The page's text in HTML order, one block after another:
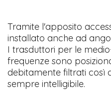
Tramite l'apposito
installato anche ad
I trasduttori per le
frequenze sono
debitamente filtrati così
sempre intelligibile.